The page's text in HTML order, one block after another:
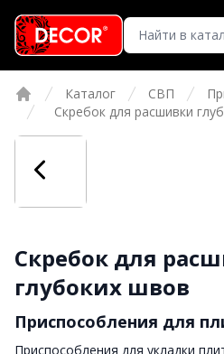
Главная
Каталог СВП
Скребок для расшивки
Скребок для
глубоких швов
Приспособления для
Приспособления для укладки